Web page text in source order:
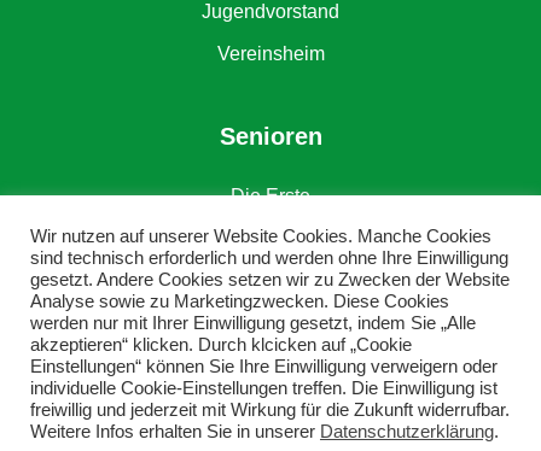
Jugendvorstand
Vereinsheim
Senioren
Die Erste
Die Zweite
Alte Herren
Wir nutzen auf unserer Website Cookies. Manche Cookies
sind technisch erforderlich und werden ohne Ihre Einwilligung
gesetzt. Andere Cookies setzen wir zu Zwecken der Website
Analyse sowie zu Marketingzwecken. Diese Cookies
werden nur mit Ihrer Einwilligung gesetzt, indem Sie „Alle
akzeptieren“ klicken. Durch klcicken auf „Cookie
Einstellungen“ können Sie Ihre Einwilligung verweigern oder
individuelle Cookie-Einstellungen treffen. Die Einwilligung ist
freiwillig und jederzeit mit Wirkung für die Zukunft widerrufbar.
Weitere Infos erhalten Sie in unserer Datenschutzerklärung.